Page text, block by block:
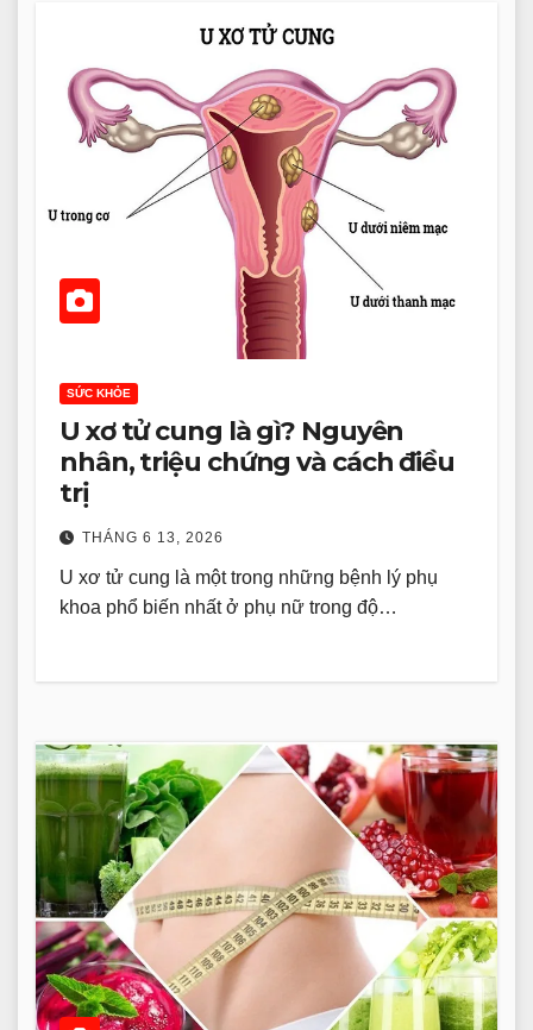
SỨC KHỎE
U xơ tử cung là gì? Nguyên
nhân, triệu chứng và cách điều
trị
THÁNG 6 13, 2026
U xơ tử cung là một trong những bệnh lý phụ
khoa phổ biến nhất ở phụ nữ trong độ…